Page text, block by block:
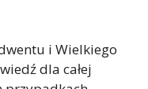
i Wielkiego
dla całej